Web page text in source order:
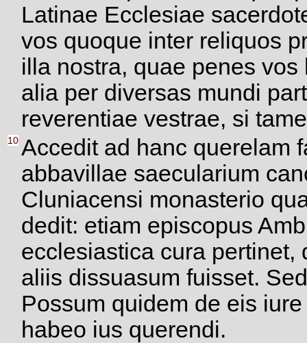
Latinae Ecclesiae
vos quoque inter reliquos
illa nostra, quae penes
alia per diversas mundi
reverentiae vestrae, si
10 Accedit ad hanc querelam
abbavillae saecularium
Cluniacensi monasterio
dedit: etiam episcopus
ecclesiastica cura pertinet,
aliis dissuasum fuisset.
Possum quidem de eis
habeo ius querendi.